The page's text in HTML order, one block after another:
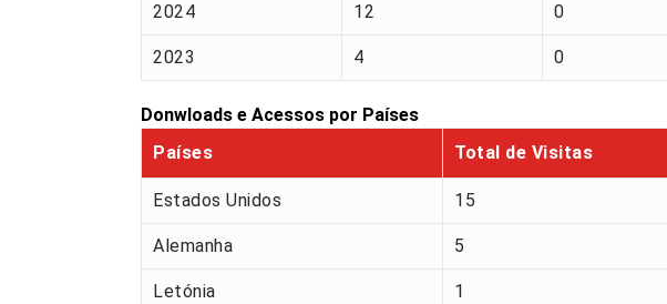
2024 12 0
2023 4 0
Donwloads e Acessos por Países
Países
Total de Visitas
Estados Unidos 15
Alemanha 5
Letónia 1